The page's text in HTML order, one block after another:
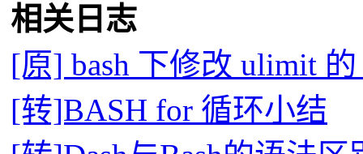
相关日志
[原] bash 下修改 ulimit 的
[转]BASH for 循环小结